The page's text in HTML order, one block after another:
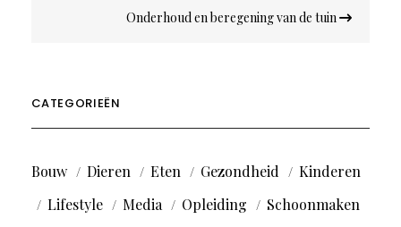
Onderhoud en beregening van de tuin
CATEGORIEËN
Bouw Dieren Eten Gezondheid
Kinderen
Lifestyle
Media Opleiding
Schoonmaken